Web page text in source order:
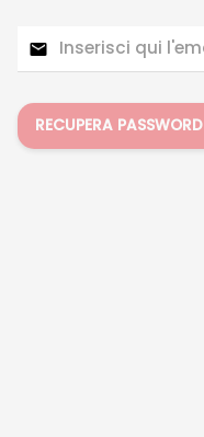
RECUPERA PASSWORD